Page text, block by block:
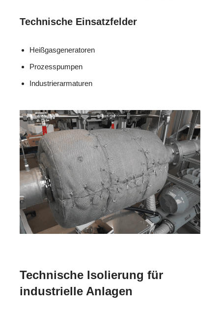
Technische Einsatzfelder
Heißgasgeneratoren
Prozesspumpen
Industrierarmaturen
Technische Isolierung für
industrielle Anlagen